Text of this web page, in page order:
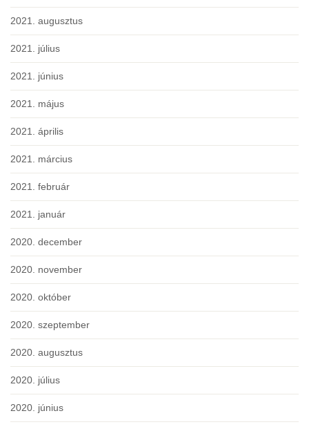
2021. augusztus
2021. július
2021. június
2021. május
2021. április
2021. március
2021. február
2021. január
2020. december
2020. november
2020. október
2020. szeptember
2020. augusztus
2020. július
2020. június